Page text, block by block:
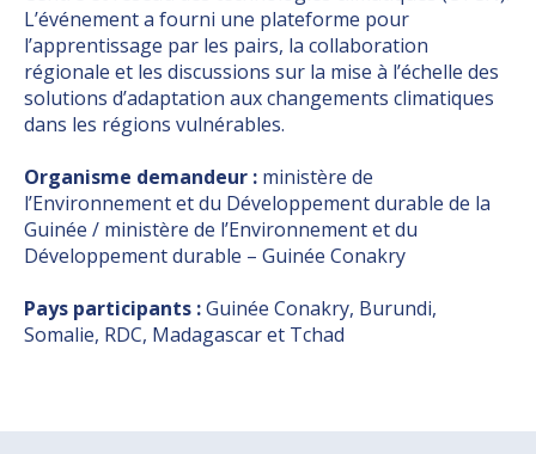
L’événement a fourni une plateforme pour
l’apprentissage par les pairs, la collaboration
régionale et les discussions sur la mise à l’échelle des
solutions d’adaptation aux changements climatiques
dans les régions vulnérables.
Organisme demandeur : ministère de
l’Environnement et du Développement durable de la
Guinée / ministère de l’Environnement et du
Développement durable – Guinée Conakry
Pays participants :Guinée Conakry, Burundi,
Somalie, RDC, Madagascar et Tchad